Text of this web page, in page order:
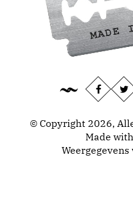
© Copyright 2026,
Made
Weergegevens